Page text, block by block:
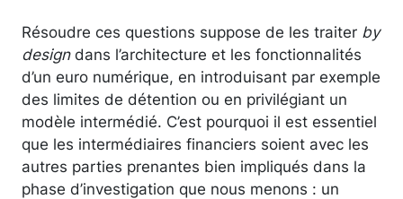
Résoudre ces questions suppose de les traiter by
designdans l’architecture et les fonctionnalités
d’un euro numérique, en introduisant par exemple
des limites de détention ou en privilégiant un
modèle intermédié. C’est pourquoi il est essentiel
que les intermédiaires financiers soient avec les
autres parties prenantes bien impliqués dans la
phase d’investigation que nous menons : un